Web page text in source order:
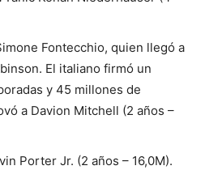
Fontecchio, quien llegó a
El italiano firmó un
y 45 millones de
a Davion Mitchell (2 años –
Porter Jr. (2 años – 16,0M).